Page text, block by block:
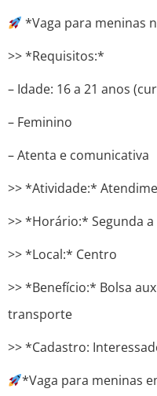
*Vaga para meninas
>> *Requisitos:*
– Idade: 16 a 21 anos
– Feminino
– Atenta e comunicativa
>> *Atividade:*
>> *Horário:* Segunda a
>> *Local:* Centro
>> *Benefício:* Bolsa
transporte
>> *Cadastro:
*Vaga para meninas